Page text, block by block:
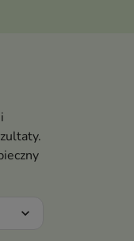
expand_more